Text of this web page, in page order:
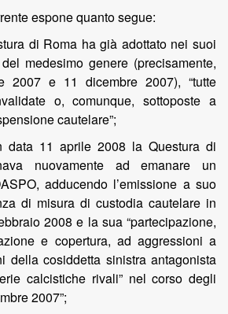
espone quanto segue:
di Roma ha già adottato nei suoi
medesimo genere (precisamente,
2007 e 11 dicembre 2007), “tutte
o, comunque, sottoposte a
cautelare”;
data 11 aprile 2008 la Questura di
nuovamente ad emanare un
adducendo l’emissione a suo
di misura di custodia cautelare in
2008 e la sua “partecipazione,
e copertura, ad aggressioni a
della cosiddetta sinistra antagonista
calcistiche rivali” nel corso degli
2007”;